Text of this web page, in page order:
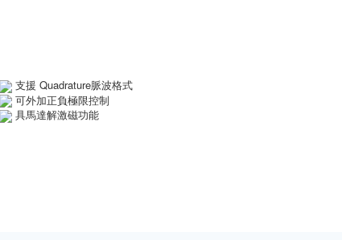
支援 Quadrature脈波格式
可外加正負極限控制
具馬達解激磁功能